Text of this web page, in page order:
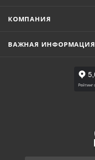
КОМПАНИЯ
ВАЖНАЯ ИНФОРМАЦИЯ